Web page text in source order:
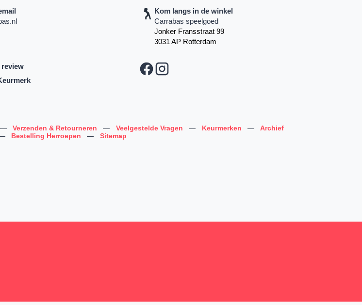
Kom langs in de winkel
Carrabas speelgoed
Jonker Fransstraat 99
3031 AP Rotterdam
— Verzenden & Retourneren — Veelgestelde Vragen — Keurmerken —
Archief
Bestelling Herroepen — Sitemap